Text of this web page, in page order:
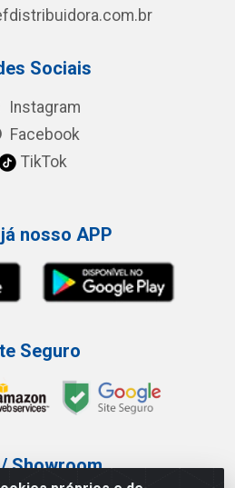
Sociais
Instagram
Facebook
TikTok
nosso APP
Seguro
Showroom